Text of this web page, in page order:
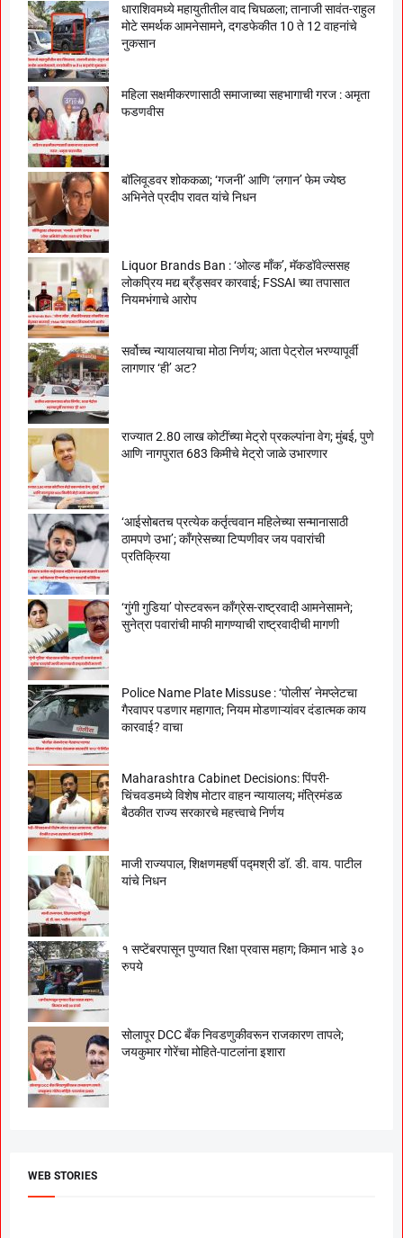
धाराशिवमध्ये महायुतीतील वाद चिघळला; तानाजी सावंत-राहुल
मोटे समर्थक आमनेसामने, दगडफेकीत 10 ते 12 वाहनांचे
नुकसान
महिला सक्षमीकरणासाठी समाजाच्या सहभागाची गरज : अमृता
फडणवीस
बॉलिवूडवर शोककळा; ‘गजनी’ आणि ‘लगान’ फेम ज्येष्ठ
अभिनेते प्रदीप रावत यांचे निधन
Liquor Brands Ban : ‘ओल्ड मॉंक’, मॅकडॉवेल्ससह
लोकप्रिय मद्य ब्रँड्सवर कारवाई; FSSAI च्या तपासात
नियमभंगाचे आरोप
सर्वोच्च न्यायालयाचा मोठा निर्णय; आता पेट्रोल भरण्यापूर्वी
लागणार ‘ही’ अट?
राज्यात 2.80 लाख कोटींच्या मेट्रो प्रकल्पांना वेग; मुंबई, पुणे
आणि नागपुरात 683 किमीचे मेट्रो जाळे उभारणार
‘आईसोबतच प्रत्येक कर्तृत्ववान महिलेच्या सन्मानासाठी
ठामपणे उभा’; काँग्रेसच्या टिप्पणीवर जय पवारांची
प्रतिक्रिया
‘गुंगी गुडिया’ पोस्टवरून काँग्रेस-राष्ट्रवादी आमनेसामने;
सुनेत्रा पवारांची माफी मागण्याची राष्ट्रवादीची मागणी
Police Name Plate Missuse : ‘पोलीस’ नेमप्लेटचा
गैरवापर पडणार महागात; नियम मोडणाऱ्यांवर दंडात्मक काय
कारवाई? वाचा
Maharashtra Cabinet Decisions: पिंपरी-
चिंचवडमध्ये विशेष मोटार वाहन न्यायालय; मंत्रिमंडळ
बैठकीत राज्य सरकारचे महत्त्वाचे निर्णय
माजी राज्यपाल, शिक्षणमहर्षी पद्मश्री डॉ. डी. वाय. पाटील
यांचे निधन
१ सप्टेंबरपासून पुण्यात रिक्षा प्रवास महाग; किमान भाडे ३०
रुपये
सोलापूर DCC बँक निवडणुकीवरून राजकारण तापले;
जयकुमार गोरेंचा मोहिते-पाटलांना इशारा
WEB STORIES